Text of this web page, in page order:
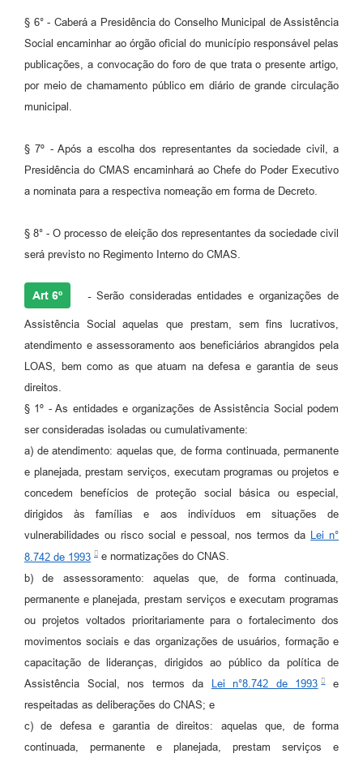
§ 6° - Caberá a Presidência do Conselho Municipal de Assistência
Social encaminhar ao órgão oficial do município responsável pelas
publicações, a convocação do foro de que trata o presente artigo,
por meio de chamamento público em diário de grande circulação
municipal.
§ 7º - Após a escolha dos representantes da sociedade civil, a
Presidência do CMAS encaminhará ao Chefe do Poder Executivo
a nominata para a respectiva nomeação em forma de Decreto.
§ 8° - O processo de eleição dos representantes da sociedade civil
será previsto no Regimento Interno do CMAS.
Art 6º - Serão consideradas entidades e organizações de
Assistência Social aquelas que prestam, sem fins lucrativos,
atendimento e assessoramento aos beneficiários abrangidos pela
LOAS, bem como as que atuam na defesa e garantia de seus
direitos.
§ 1º - As entidades e organizações de Assistência Social podem
ser consideradas isoladas ou cumulativamente:
a) de atendimento: aquelas que, de forma continuada, permanente
e planejada, prestam serviços, executam programas ou projetos e
concedem benefícios de proteção social básica ou especial,
dirigidos às famílias e aos indivíduos em situações de
vulnerabilidades ou risco social e pessoal, nos termos da Lei n°
8.742 de 1993
e normatizações do CNAS.
b) de assessoramento: aquelas que, de forma continuada,
permanente e planejada, prestam serviços e executam programas
ou projetos voltados prioritariamente para o fortalecimento dos
movimentos sociais e das organizações de usuários, formação e
capacitação de lideranças, dirigidos ao público da política de
Assistência Social, nos termos da
Lei n°8.742 de 1993
e
respeitadas as deliberações do CNAS; e
c) de defesa e garantia de direitos: aquelas que, de forma
continuada, permanente e planejada, prestam serviços e